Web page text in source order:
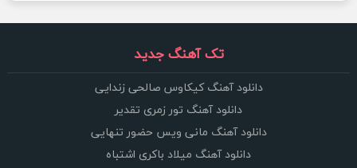
تک آهنگ جدید
دانلود آهنگ کیکاوس صالحی زندایی
دانلود آهنگ تور زمری تقدیر
دانلود آهنگ مانی ویس حضور تنهایی
دانلود آهنگ میلاد باکری اشتباه